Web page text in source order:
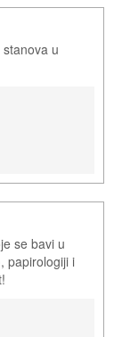
u
se bavi u
papirologiji i